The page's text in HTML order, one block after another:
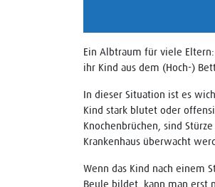
Ein Albtraum für viele
ihr Kind aus dem (Hoch-)
In dieser Situation ist es
Kind stark blutet oder
Knochenbrüchen, sind
Krankenhaus überwacht
Wenn das Kind nach einem
Beule bildet, kann man erst